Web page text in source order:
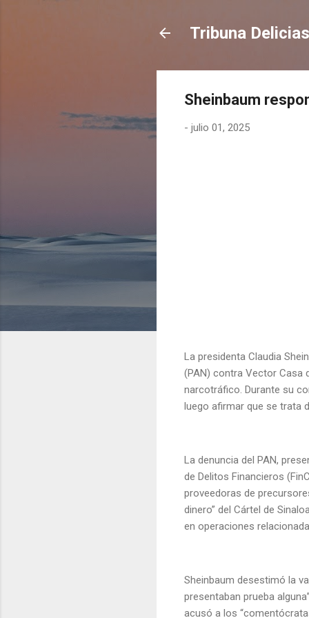
Tribuna Delicias
Sheinbaum
- julio 01, 2025
La presidenta Claudia
(PAN) contra Vector Casa
narcotráfico. Durante su
luego afirmar que se trata
La denuncia del PAN,
de Delitos Financieros
proveedoras de
dinero” del Cártel de
en operaciones
Sheinbaum desestimó la
presentaban prueba
acusó a los